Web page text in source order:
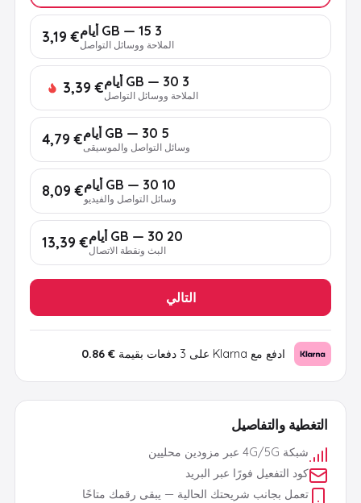
التغطية والتفاصيل
شبكة 4G/5G عبر مزودين محليين
كود التفعيل فورًا عبر البريد
تعمل بجانب شريحتك الحالية — يبقى رقمك متاحًا
3 GB — 15 أيام
الملاحة ووسائل التواصل€ 3,19
3 GB — 30 أيام
الملاحة ووسائل التواصل€ 3,39
5 GB — 30 أيام
وسائل التواصل والموسيقى€ 4,79
10 GB — 30 أيام
وسائل التواصل والفيديو€ 8,09
20 GB — 30 أيام
البث ونقطة الاتصال€ 13,39
التالي
ادفع مع Klarna على 3 دفعات بقيمة € 0.86